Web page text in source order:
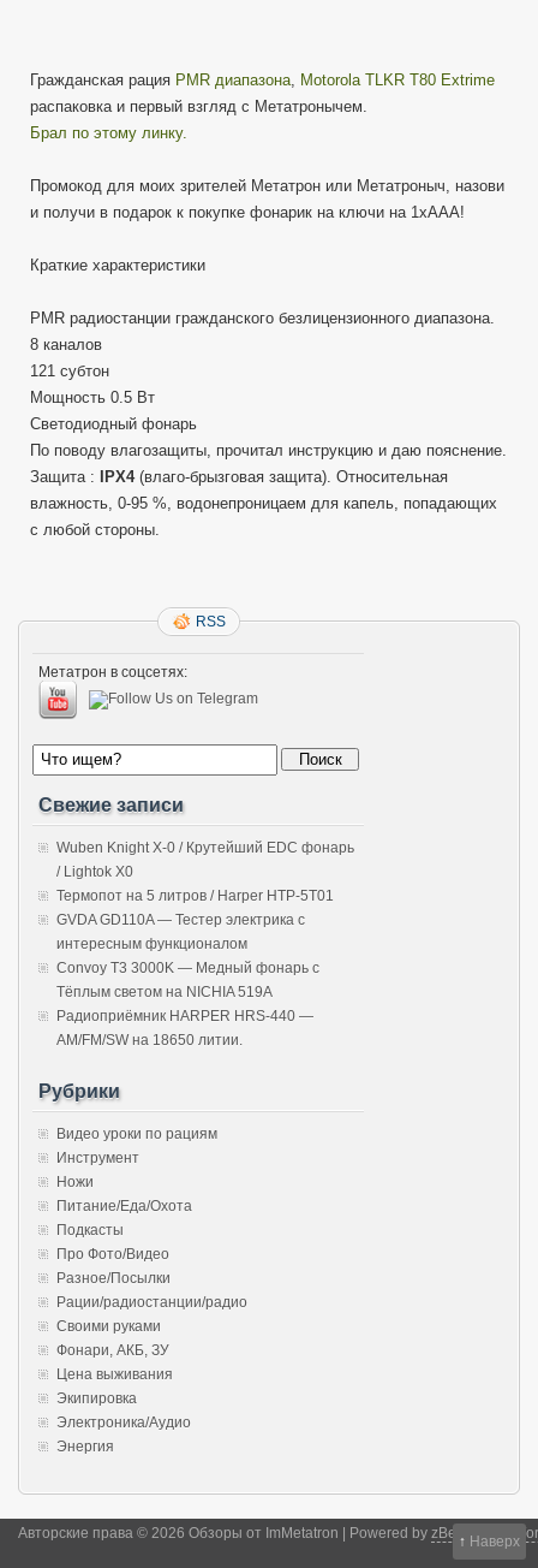
Гражданская рация PMR диапазона Motorola TLKR T80 Extrime
распаковка и первый взгляд с Метатронычем.
Брал по этому линку.
Промокод для моих зрителей Метатрон или Метатроныч, назови
и получи в подарок к покупке фонарик на ключи на 1хAAA!
Краткие характеристики
PMR радиостанции гражданского безлицензионного диапазона.
8 каналов
121 субтон
Мощность 0.5 Вт
Светодиодный фонарь
По поводу влагозащиты, прочитал инструкцию и даю пояснение.
Защита : IPX4(влаго-брызговая защита). Относительная
влажность, 0-95 %, водонепроницаем для капель, попадающих
с любой стороны.
RSS
Метатрон в соцсетях:
Свежие записи
Wuben Knight X-0 / Крутейший EDC фонарь
/ Lightok X0
Термопот на 5 литров / Harper HTP-5T01
GVDA GD110A — Тестер электрика с
интересным функционалом
Convoy T3 3000K — Медный фонарь с
Тёплым светом на NICHIA 519A
Радиоприёмник HARPER HRS-440 —
AM/FM/SW на 18650 литии.
Рубрики
Видео уроки по рациям
Инструмент
Ножи
Питание/Еда/Охота
Подкасты
Про Фото/Видео
Разное/Посылки
Рации/радиостанции/радио
Своими руками
Фонари, АКБ, ЗУ
Цена выживания
Экипировка
Электроника/Аудио
Энергия
Авторские права © 2026 Обзоры от ImMetatron | Powered by zBench
↑ Наверх